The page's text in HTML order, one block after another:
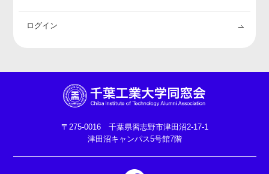
ログイン
〒275-0016 千葉県習志野市津田沼2-17-1
津田沼キャンパス5号館7階